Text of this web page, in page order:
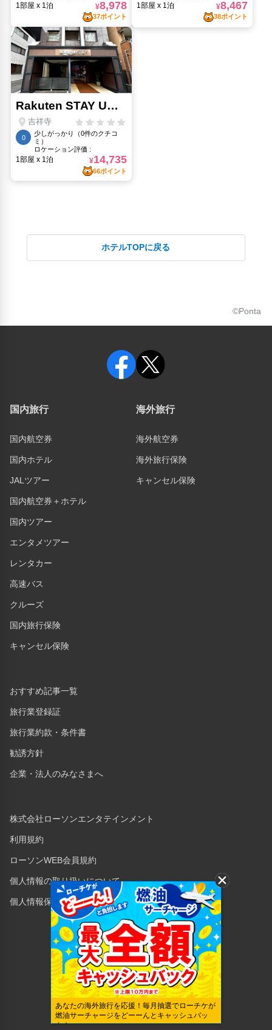
ホテルTOPに戻る
©Ponta
国内旅行
国内航空券
国内ホテル
JALツアー
国内航空券＋ホテル
国内ツアー
エンタメツアー
レンタカー
高速バス
クルーズ
国内旅行保険
キャンセル保険
海外旅行
海外航空券
海外旅行保険
キャンセル保険
おすすめ記事一覧
旅行業登録証
旅行業約款・条件書
勧誘方針
企業・法人のみなさまへ
株式会社ローソンエンタテインメント
利用規約
ローソンWEB会員規約
個人情報の取り扱いについて
個人情報保護方針
Copyright © 1998 Lawson Entertainment, Inc.
あなたの海外旅行を応援！毎月抽選でローチケが
燃油サーチャージをどーーんとキャッシュバッ
ク！